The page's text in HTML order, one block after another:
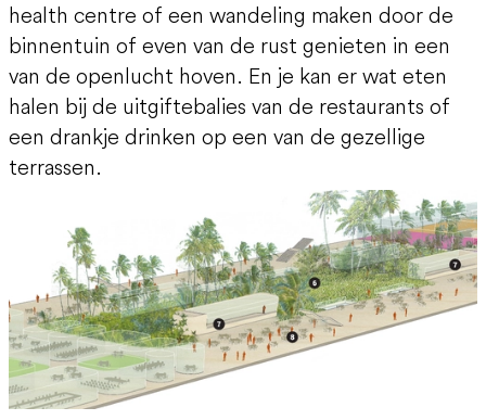
health centre of een wandeling maken door de
binnentuin of even van de rust genieten in een
van de openlucht hoven. En je kan er wat eten
halen bij de uitgiftebalies van de restaurants of
een drankje drinken op een van de gezellige
terrassen.